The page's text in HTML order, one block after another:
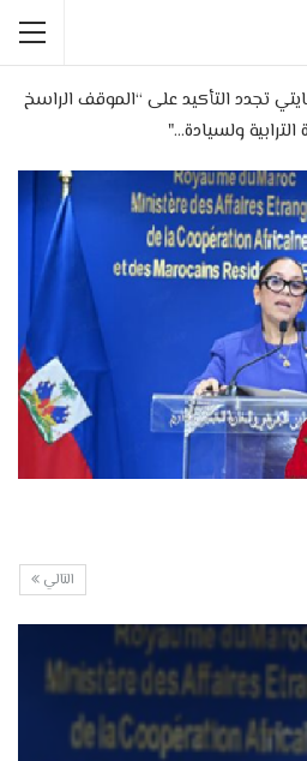
تجدد التأكيد على “الموقف الراسخ
ولسيادة…"
التالي